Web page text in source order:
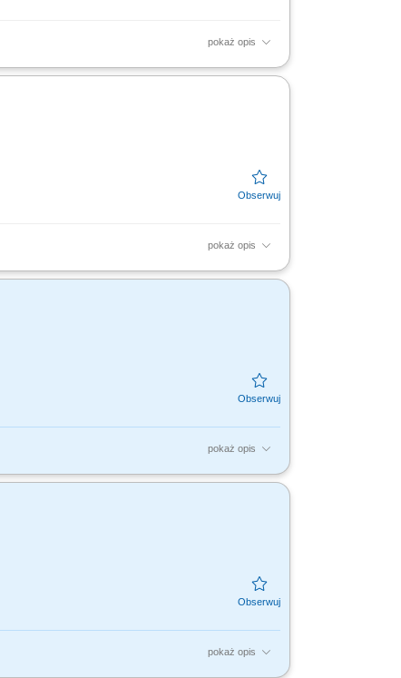
pokaż opis
prawem na danym rynku;
pokaż opis
prawem na danym rynku;
pokaż opis
dla nas to Ty jesteś ekspertem –
pokaż opis